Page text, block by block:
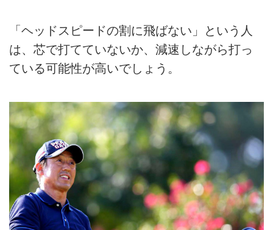
「ヘッドスピードの割に飛ばない」という人
は、芯で打てていないか、減速しながら打っ
ている可能性が高いでしょう。